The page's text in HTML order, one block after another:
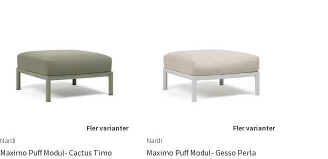
Fler varianter
Nardi
Maximo Puff Modul- Cactus Timo
Fler varianter
Nardi
Maximo Puff Modul- Gesso Perla